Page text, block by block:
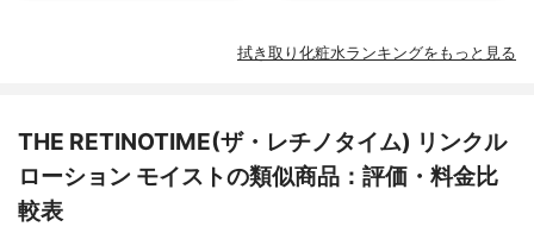
拭き取り化粧水ランキングをもっと見る
THE RETINOTIME(ザ・レチノタイム) リンクル
ローション モイストの類似商品：評価・料金比
較表